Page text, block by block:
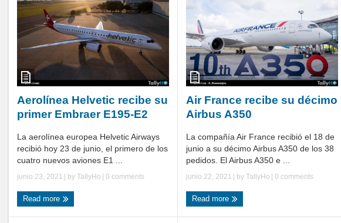
Aerolínea Helvetic recibe su
primer Embraer E195-E2
La aerolínea europea Helvetic Airways
recibió hoy 23 de junio, el primero de los
cuatro nuevos aviones E1 ...
junio 23, 2021 | by TallyHo 0 comments
Read more
Air France recibe su décimo
Airbus A350
La compañía Air France recibió el 18 de
junio a su décimo Airbus A350 de los 38
pedidos. El Airbus A350 e ...
junio 22, 2021 | by TallyHo 0 comments
Read more